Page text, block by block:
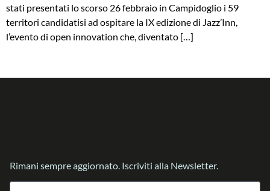
stati presentati lo scorso 26 febbraio in Campidoglio i 59
territori candidatisi ad ospitare la IX edizione di Jazz’Inn,
l’evento di open innovation che, diventato […]
Rimani sempre aggiornato. Iscriviti alla Newsletter.